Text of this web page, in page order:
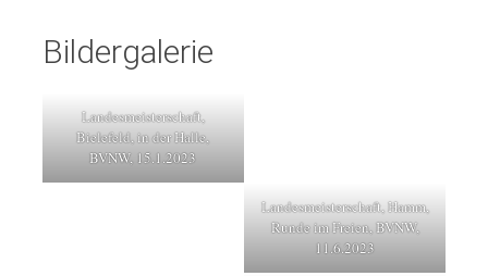
Bildergalerie
Landesmeisterschaft,
Bielefeld, in der Halle,
BVNW, 15.1.2023
Landesmeisterschaft, Hamm,
Runde im Freien, BVNW,
11.6.2023